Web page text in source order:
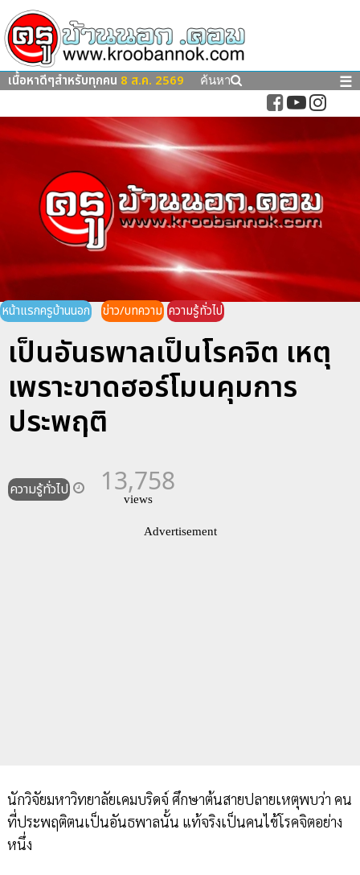
เนื้อหาดีๆสำหรับทุกคน 8 ส.ค. 2569 ค้นหา ☰
หน้าแรกครูบ้านนอก ข่าว/บทความ ความรู้ทั่วไป
เป็นอันธพาลเป็นโรคจิต เหตุ
เพราะขาดฮอร์โมนคุมการ
ประพฤติ
ความรู้ทั่วไป 13,758
views
Advertisement
นักวิจัยมหาวิทยาลัยเคมบริดจ์ ศึกษาต้นสายปลายเหตุพบว่า คน
ที่ประพฤติตนเป็นอันธพาลนั้น แท้จริงเป็นคนไข้โรคจิตอย่าง
หนึ่ง